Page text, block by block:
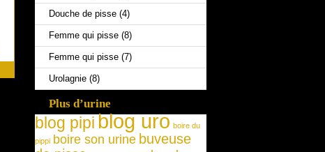
Douche de pisse (4)
Femme qui pisse (8)
Femme qui pisse (7)
Urolagnie (8)
Plus d’urine
blog pipiblog uro boire du
pippi boire son urine buveuse